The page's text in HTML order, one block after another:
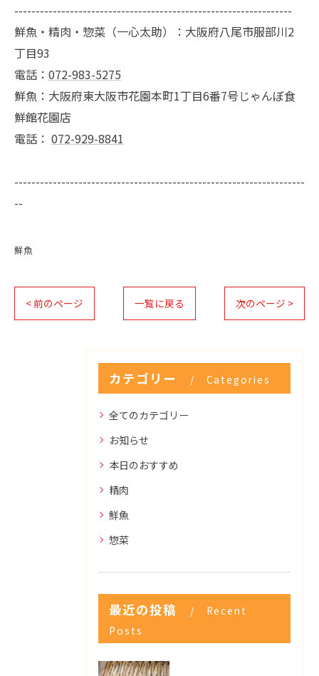
-----------------------------------------------------------------
鮮魚・精肉・惣菜（一心太助）：大阪府八尾市服部川2
丁目93
電話： 072-983-5275
鮮魚：大阪府東大阪市花園本町1丁目6番7号じゃんぼ食
鮮館花園店
電話： 072-929-8841
--------------------------------------------------------------------
--
鮮魚
< 前のページ 一覧に戻る 次のページ >
カテゴリー Categories
全てのカテゴリー
お知らせ
本日のおすすめ
精肉
鮮魚
惣菜
最近の投稿
Recent
Posts